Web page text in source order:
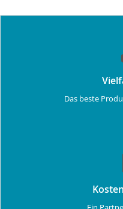
Das beste